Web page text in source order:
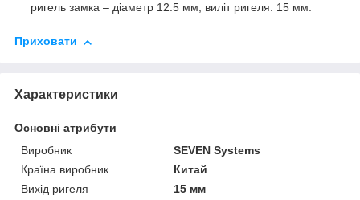
ригель замка – діаметр 12.5 мм, виліт ригеля: 15 мм.
Приховати
Характеристики
Основні атрибути
Виробник
SEVEN Systems
Країна виробник
Китай
Вихід ригеля
15 мм